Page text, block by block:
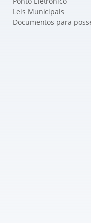
Leis Municipais
Documentos para